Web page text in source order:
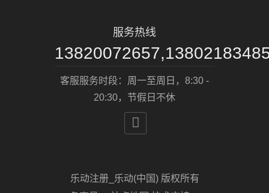
服务热线
客服服务时段：周一至周日，8:30 -
20:30，节假日不休

乐动注册_乐动(中国) 版权所有